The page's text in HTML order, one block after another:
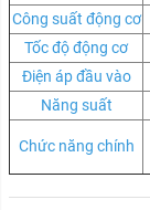
Công suất động cơ
Tốc độ động cơ
Điện áp đầu vào
Năng suất
Chức năng chính